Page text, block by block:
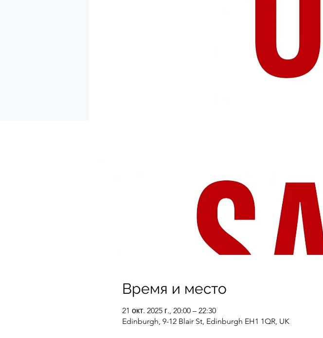
Время и место
21 окт. 2025 г., 20:00 – 22:30
Edinburgh, 9-12 Blair St, Edinburgh EH1 1QR, UK